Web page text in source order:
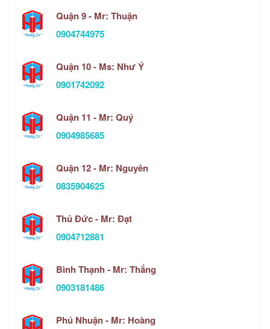
Quận 9 - Mr: Thuận
0904744975
Quận 10 - Ms: Như Ý
0901742092
Quận 11 - Mr: Quý
0904985685
Quận 12 - Mr: Nguyên
0835904625
Thủ Đức - Mr: Đạt
0904712881
Bình Thạnh - Mr: Thắng
0903181486
Phú Nhuận - Mr: Hoàng